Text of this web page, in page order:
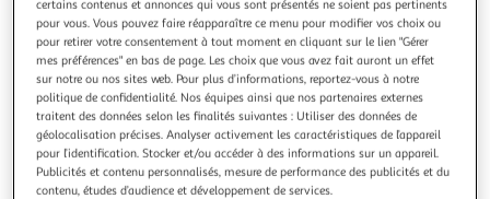
précédente
suivante
4.3 (17)
AUCHAN BETTER LIFE
Papier toilette non blanchi 3 épaisseurs
100% fibres recyclées à base de carton Doux et résistant, ce
papier toilette est fabriqué à partir de cartons recyclés. Ce
certains contenus et annonces qui vous sont présentés ne soient pas pertinents
pour vous. Vous pouvez faire réapparaître ce menu pour modifier vos choix ou
pour retirer votre consentement à tout moment en cliquant sur le lien "Gérer
mes préférences" en bas de page. Les choix que vous avez fait auront un effet
sur notre ou nos sites web. Pour plus d’informations, reportez-vous à notre
politique de confidentialité. Nos équipes ainsi que nos partenaires externes
traitent des données selon les finalités suivantes : Utiliser des données de
géolocalisation précises. Analyser activement les caractéristiques de l’appareil
pour l’identification. Stocker et/ou accéder à des informations sur un appareil.
Publicités et contenu personnalisés, mesure de performance des publicités et du
contenu, études d’audience et développement de services.